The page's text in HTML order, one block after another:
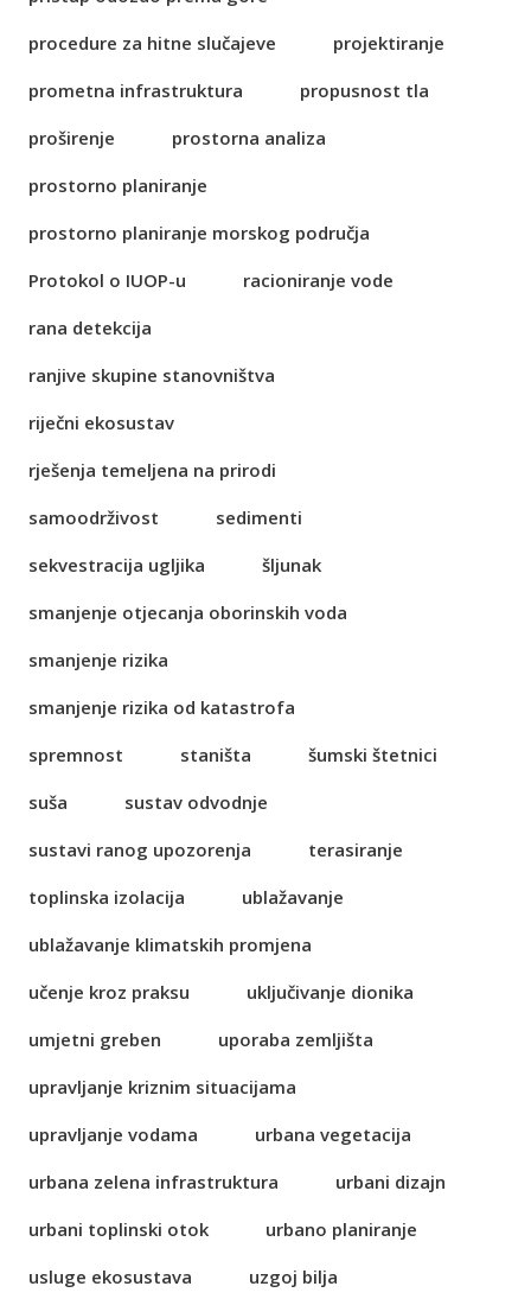
procedure za hitne slučajeve
projektiranje
prometna infrastruktura
propusnost tla
proširenje
prostorna analiza
prostorno planiranje
prostorno planiranje morskog područja
Protokol o IUOP-u
racioniranje vode
rana detekcija
ranjive skupine stanovništva
riječni ekosustav
rješenja temeljena na prirodi
samoodrživost
sedimenti
sekvestracija ugljika
šljunak
smanjenje otjecanja oborinskih voda
smanjenje rizika
smanjenje rizika od katastrofa
spremnost
staništa
šumski štetnici
suša
sustav odvodnje
sustavi ranog upozorenja
terasiranje
toplinska izolacija
ublažavanje
ublažavanje klimatskih promjena
učenje kroz praksu
uključivanje dionika
umjetni greben
uporaba zemljišta
upravljanje kriznim situacijama
upravljanje vodama
urbana vegetacija
urbana zelena infrastruktura
urbani dizajn
urbani toplinski otok
urbano planiranje
usluge ekosustava
uzgoj bilja